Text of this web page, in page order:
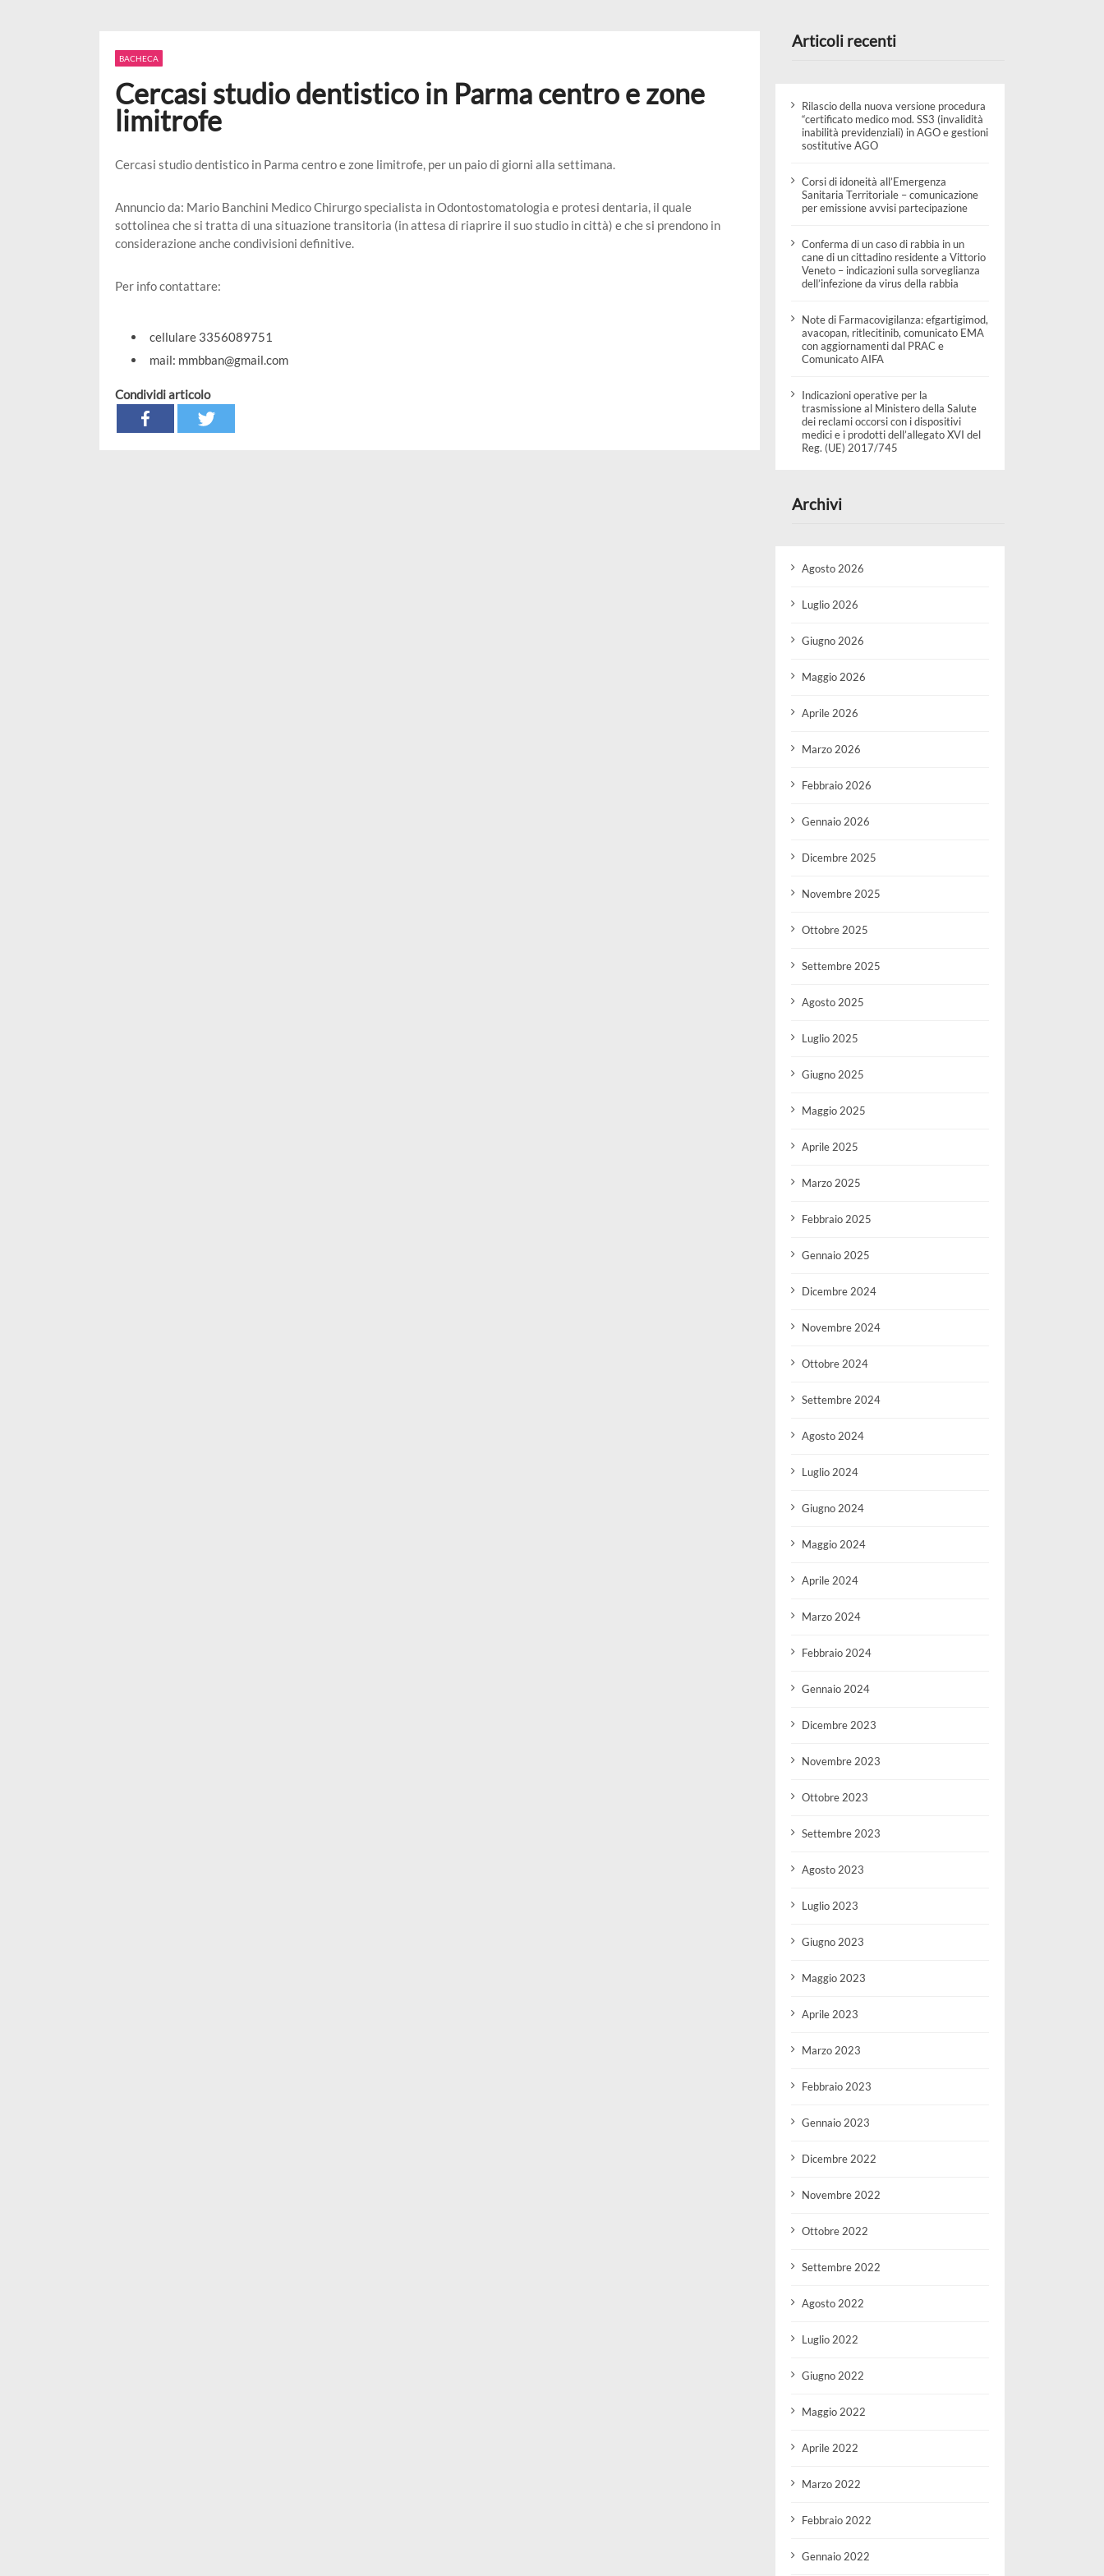
Corsi di idoneità all’Emergenza Sanitaria Territoriale – comunicazione ... 31 LUGLIO 2026
Conferma di un caso di rabbia in un cane di un cittadino residente a Vittorio Ve...
BACHECA
Cercasi studio dentistico in Parma centro e zone
limitrofe
Cercasi studio dentistico in Parma centro e zone limitrofe, per un paio di giorni alla settimana.
Annuncio da: Mario Banchini Medico Chirurgo specialista in Odontostomatologia e protesi dentaria, il quale
sottolinea che si tratta di una situazione transitoria (in attesa di riaprire il suo studio in città) e che si prendono in
considerazione anche condivisioni definitive.
Per info contattare:
cellulare 3356089751
mail: mmbban@gmail.com
Condividi articolo
Articoli recenti
Rilascio della nuova versione procedura
“certificato medico mod. SS3 (invalidità
inabilità previdenziali) in AGO e gestioni
sostitutive AGO
Corsi di idoneità all’Emergenza
Sanitaria Territoriale – comunicazione
per emissione avvisi partecipazione
Conferma di un caso di rabbia in un
cane di un cittadino residente a Vittorio
Veneto – indicazioni sulla sorveglianza
dell’infezione da virus della rabbia
Note di Farmacovigilanza: efgartigimod,
avacopan, ritlecitinib, comunicato EMA
con aggiornamenti dal PRAC e
Comunicato AIFA
Indicazioni operative per la
trasmissione al Ministero della Salute
dei reclami occorsi con i dispositivi
medici e i prodotti dell’allegato XVI del
Reg. (UE) 2017/745
Archivi
Agosto 2026
Luglio 2026
Giugno 2026
Maggio 2026
Aprile 2026
Marzo 2026
Febbraio 2026
Gennaio 2026
Dicembre 2025
Novembre 2025
Ottobre 2025
Settembre 2025
Agosto 2025
Luglio 2025
Giugno 2025
Maggio 2025
Aprile 2025
Marzo 2025
Febbraio 2025
Gennaio 2025
Dicembre 2024
Novembre 2024
Ottobre 2024
Settembre 2024
Agosto 2024
Luglio 2024
Giugno 2024
Maggio 2024
Aprile 2024
Marzo 2024
Febbraio 2024
Gennaio 2024
Dicembre 2023
Novembre 2023
Ottobre 2023
Settembre 2023
Agosto 2023
Luglio 2023
Giugno 2023
Maggio 2023
Aprile 2023
Marzo 2023
Febbraio 2023
Gennaio 2023
Dicembre 2022
Novembre 2022
Ottobre 2022
Settembre 2022
Agosto 2022
Luglio 2022
Giugno 2022
Maggio 2022
Aprile 2022
Marzo 2022
Febbraio 2022
Gennaio 2022